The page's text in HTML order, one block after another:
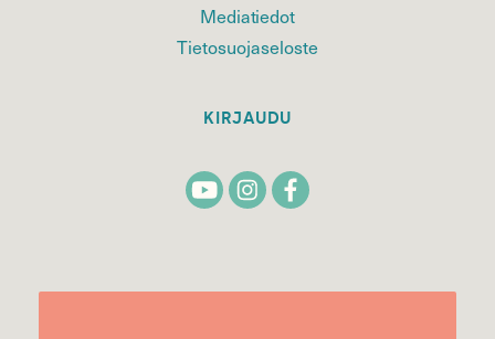
Mediatiedot
Tietosuojaseloste
KIRJAUDU